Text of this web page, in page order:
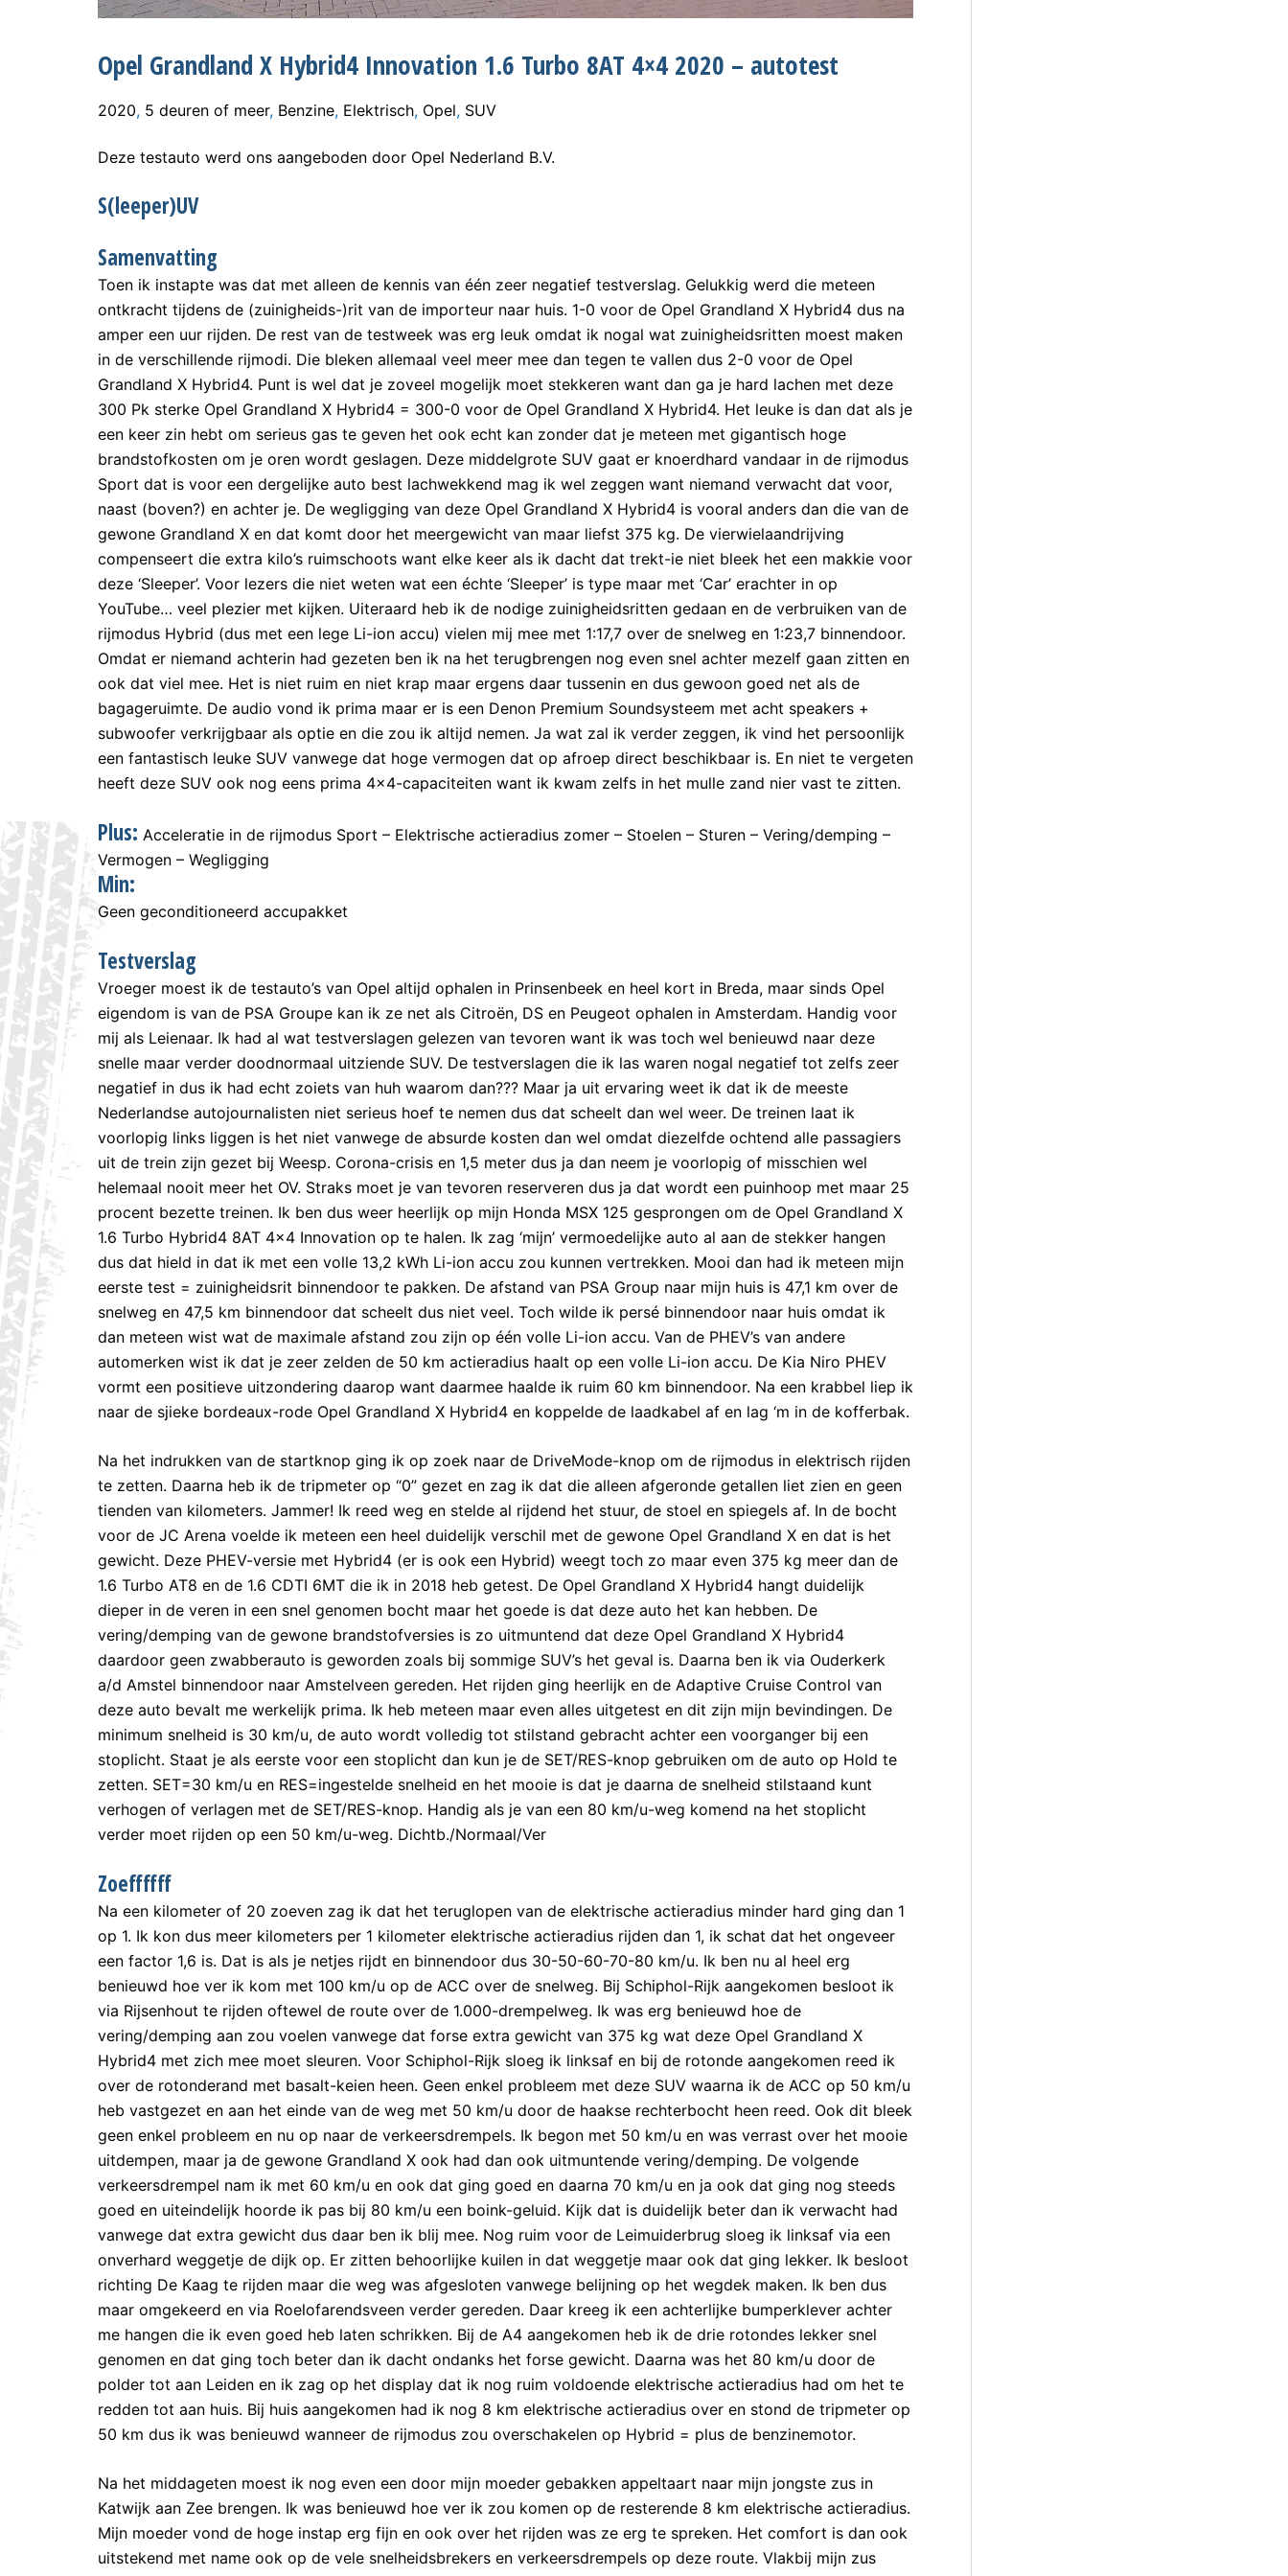
Opel Grandland X Hybrid4 Innovation 1.6 Turbo 8AT 4×4 2020 – autotest
2020, 5 deuren of meer, Benzine, Elektrisch, Opel, SUV
Deze testauto werd ons aangeboden door Opel Nederland B.V.
S(leeper)UV
Samenvatting
Toen ik instapte was dat met alleen de kennis van één zeer negatief testverslag. Gelukkig werd die meteen
ontkracht tijdens de (zuinigheids-)rit van de importeur naar huis. 1-0 voor de Opel Grandland X Hybrid4 dus na
amper een uur rijden. De rest van de testweek was erg leuk omdat ik nogal wat zuinigheidsritten moest maken
in de verschillende rijmodi. Die bleken allemaal veel meer mee dan tegen te vallen dus 2-0 voor de Opel
Grandland X Hybrid4. Punt is wel dat je zoveel mogelijk moet stekkeren want dan ga je hard lachen met deze
300 Pk sterke Opel Grandland X Hybrid4 = 300-0 voor de Opel Grandland X Hybrid4. Het leuke is dan dat als je
een keer zin hebt om serieus gas te geven het ook echt kan zonder dat je meteen met gigantisch hoge
brandstofkosten om je oren wordt geslagen. Deze middelgrote SUV gaat er knoerdhard vandaar in de rijmodus
Sport dat is voor een dergelijke auto best lachwekkend mag ik wel zeggen want niemand verwacht dat voor,
naast (boven?) en achter je. De wegligging van deze Opel Grandland X Hybrid4 is vooral anders dan die van de
gewone Grandland X en dat komt door het meergewicht van maar liefst 375 kg. De vierwielaandrijving
compenseert die extra kilo’s ruimschoots want elke keer als ik dacht dat trekt-ie niet bleek het een makkie voor
deze ‘Sleeper’. Voor lezers die niet weten wat een échte ‘Sleeper’ is type maar met ‘Car’ erachter in op
YouTube… veel plezier met kijken. Uiteraard heb ik de nodige zuinigheidsritten gedaan en de verbruiken van de
rijmodus Hybrid (dus met een lege Li-ion accu) vielen mij mee met 1:17,7 over de snelweg en 1:23,7 binnendoor.
Omdat er niemand achterin had gezeten ben ik na het terugbrengen nog even snel achter mezelf gaan zitten en
ook dat viel mee. Het is niet ruim en niet krap maar ergens daar tussenin en dus gewoon goed net als de
bagageruimte. De audio vond ik prima maar er is een Denon Premium Soundsysteem met acht speakers +
subwoofer verkrijgbaar als optie en die zou ik altijd nemen. Ja wat zal ik verder zeggen, ik vind het persoonlijk
een fantastisch leuke SUV vanwege dat hoge vermogen dat op afroep direct beschikbaar is. En niet te vergeten
heeft deze SUV ook nog eens prima 4×4-capaciteiten want ik kwam zelfs in het mulle zand nier vast te zitten.
Plus: Acceleratie in de rijmodus Sport – Elektrische actieradius zomer – Stoelen – Sturen – Vering/demping –
Vermogen – Wegligging
Min:
Geen geconditioneerd accupakket
Testverslag
Vroeger moest ik de testauto’s van Opel altijd ophalen in Prinsenbeek en heel kort in Breda, maar sinds Opel
eigendom is van de PSA Groupe kan ik ze net als Citroën, DS en Peugeot ophalen in Amsterdam. Handig voor
mij als Leienaar. Ik had al wat testverslagen gelezen van tevoren want ik was toch wel benieuwd naar deze
snelle maar verder doodnormaal uitziende SUV. De testverslagen die ik las waren nogal negatief tot zelfs zeer
negatief in dus ik had echt zoiets van huh waarom dan??? Maar ja uit ervaring weet ik dat ik de meeste
Nederlandse autojournalisten niet serieus hoef te nemen dus dat scheelt dan wel weer. De treinen laat ik
voorlopig links liggen is het niet vanwege de absurde kosten dan wel omdat diezelfde ochtend alle passagiers
uit de trein zijn gezet bij Weesp. Corona-crisis en 1,5 meter dus ja dan neem je voorlopig of misschien wel
helemaal nooit meer het OV. Straks moet je van tevoren reserveren dus ja dat wordt een puinhoop met maar 25
procent bezette treinen. Ik ben dus weer heerlijk op mijn Honda MSX 125 gesprongen om de Opel Grandland X
1.6 Turbo Hybrid4 8AT 4×4 Innovation op te halen. Ik zag ‘mijn’ vermoedelijke auto al aan de stekker hangen
dus dat hield in dat ik met een volle 13,2 kWh Li-ion accu zou kunnen vertrekken. Mooi dan had ik meteen mijn
eerste test = zuinigheidsrit binnendoor te pakken. De afstand van PSA Group naar mijn huis is 47,1 km over de
snelweg en 47,5 km binnendoor dat scheelt dus niet veel. Toch wilde ik persé binnendoor naar huis omdat ik
dan meteen wist wat de maximale afstand zou zijn op één volle Li-ion accu. Van de PHEV’s van andere
automerken wist ik dat je zeer zelden de 50 km actieradius haalt op een volle Li-ion accu. De Kia Niro PHEV
vormt een positieve uitzondering daarop want daarmee haalde ik ruim 60 km binnendoor. Na een krabbel liep ik
naar de sjieke bordeaux-rode Opel Grandland X Hybrid4 en koppelde de laadkabel af en lag ‘m in de kofferbak.
Na het indrukken van de startknop ging ik op zoek naar de DriveMode-knop om de rijmodus in elektrisch rijden
te zetten. Daarna heb ik de tripmeter op “0” gezet en zag ik dat die alleen afgeronde getallen liet zien en geen
tienden van kilometers. Jammer! Ik reed weg en stelde al rijdend het stuur, de stoel en spiegels af. In de bocht
voor de JC Arena voelde ik meteen een heel duidelijk verschil met de gewone Opel Grandland X en dat is het
gewicht. Deze PHEV-versie met Hybrid4 (er is ook een Hybrid) weegt toch zo maar even 375 kg meer dan de
1.6 Turbo AT8 en de 1.6 CDTI 6MT die ik in 2018 heb getest. De Opel Grandland X Hybrid4 hangt duidelijk
dieper in de veren in een snel genomen bocht maar het goede is dat deze auto het kan hebben. De
vering/demping van de gewone brandstofversies is zo uitmuntend dat deze Opel Grandland X Hybrid4
daardoor geen zwabberauto is geworden zoals bij sommige SUV’s het geval is. Daarna ben ik via Ouderkerk
a/d Amstel binnendoor naar Amstelveen gereden. Het rijden ging heerlijk en de Adaptive Cruise Control van
deze auto bevalt me werkelijk prima. Ik heb meteen maar even alles uitgetest en dit zijn mijn bevindingen. De
minimum snelheid is 30 km/u, de auto wordt volledig tot stilstand gebracht achter een voorganger bij een
stoplicht. Staat je als eerste voor een stoplicht dan kun je de SET/RES-knop gebruiken om de auto op Hold te
zetten. SET=30 km/u en RES=ingestelde snelheid en het mooie is dat je daarna de snelheid stilstaand kunt
verhogen of verlagen met de SET/RES-knop. Handig als je van een 80 km/u-weg komend na het stoplicht
verder moet rijden op een 50 km/u-weg. Dichtb./Normaal/Ver
Zoeffffff
Na een kilometer of 20 zoeven zag ik dat het teruglopen van de elektrische actieradius minder hard ging dan 1
op 1. Ik kon dus meer kilometers per 1 kilometer elektrische actieradius rijden dan 1, ik schat dat het ongeveer
een factor 1,6 is. Dat is als je netjes rijdt en binnendoor dus 30-50-60-70-80 km/u. Ik ben nu al heel erg
benieuwd hoe ver ik kom met 100 km/u op de ACC over de snelweg. Bij Schiphol-Rijk aangekomen besloot ik
via Rijsenhout te rijden oftewel de route over de 1.000-drempelweg. Ik was erg benieuwd hoe de
vering/demping aan zou voelen vanwege dat forse extra gewicht van 375 kg wat deze Opel Grandland X
Hybrid4 met zich mee moet sleuren. Voor Schiphol-Rijk sloeg ik linksaf en bij de rotonde aangekomen reed ik
over de rotonderand met basalt-keien heen. Geen enkel probleem met deze SUV waarna ik de ACC op 50 km/u
heb vastgezet en aan het einde van de weg met 50 km/u door de haakse rechterbocht heen reed. Ook dit bleek
geen enkel probleem en nu op naar de verkeersdrempels. Ik begon met 50 km/u en was verrast over het mooie
uitdempen, maar ja de gewone Grandland X ook had dan ook uitmuntende vering/demping. De volgende
verkeersdrempel nam ik met 60 km/u en ook dat ging goed en daarna 70 km/u en ja ook dat ging nog steeds
goed en uiteindelijk hoorde ik pas bij 80 km/u een boink-geluid. Kijk dat is duidelijk beter dan ik verwacht had
vanwege dat extra gewicht dus daar ben ik blij mee. Nog ruim voor de Leimuiderbrug sloeg ik linksaf via een
onverhard weggetje de dijk op. Er zitten behoorlijke kuilen in dat weggetje maar ook dat ging lekker. Ik besloot
richting De Kaag te rijden maar die weg was afgesloten vanwege belijning op het wegdek maken. Ik ben dus
maar omgekeerd en via Roelofarendsveen verder gereden. Daar kreeg ik een achterlijke bumperklever achter
me hangen die ik even goed heb laten schrikken. Bij de A4 aangekomen heb ik de drie rotondes lekker snel
genomen en dat ging toch beter dan ik dacht ondanks het forse gewicht. Daarna was het 80 km/u door de
polder tot aan Leiden en ik zag op het display dat ik nog ruim voldoende elektrische actieradius had om het te
redden tot aan huis. Bij huis aangekomen had ik nog 8 km elektrische actieradius over en stond de tripmeter op
50 km dus ik was benieuwd wanneer de rijmodus zou overschakelen op Hybrid = plus de benzinemotor.
Na het middageten moest ik nog even een door mijn moeder gebakken appeltaart naar mijn jongste zus in
Katwijk aan Zee brengen. Ik was benieuwd hoe ver ik zou komen op de resterende 8 km elektrische actieradius.
Mijn moeder vond de hoge instap erg fijn en ook over het rijden was ze erg te spreken. Het comfort is dan ook
uitstekend met name ook op de vele snelheidsbrekers en verkeersdrempels op deze route. Vlakbij mijn zus